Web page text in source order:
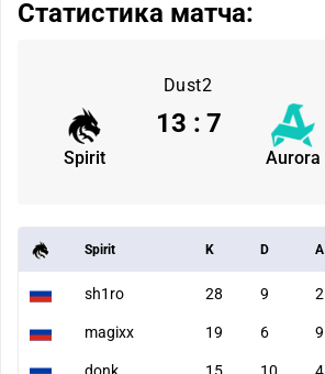
Статистика матча:
Dust2
Spirit Aurora
13 : 7
Spirit K D A
sh1ro 28 9 2
magixx 19 6 9